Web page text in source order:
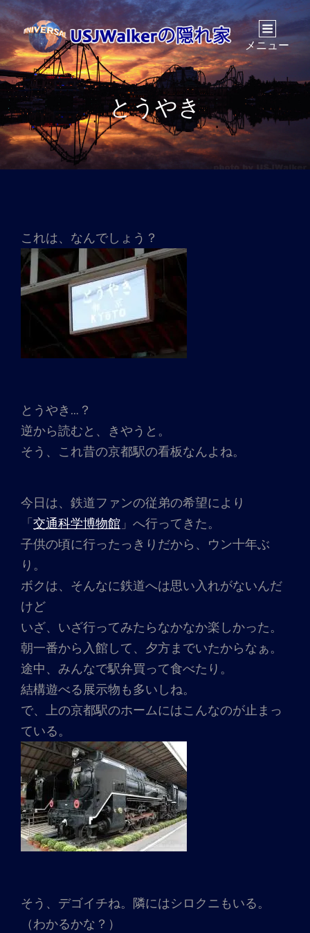
メニュー
とうやき
これは、なんでしょう？
とうやき…？
逆から読むと、きやうと。
そう、これ昔の京都駅の看板なんよね。
今日は、鉄道ファンの従弟の希望により
「 交通科学博物館 」へ行ってきた。
子供の頃に行ったっきりだから、ウン十年ぶ
り。
ボクは、そんなに鉄道へは思い入れがないんだ
けど
いざ、いざ行ってみたらなかなか楽しかった。
朝一番から入館して、夕方までいたからなぁ。
途中、みんなで駅弁買って食べたり。
結構遊べる展示物も多いしね。
で、上の京都駅のホームにはこんなのが止まっ
ている。
そう、デゴイチね。隣にはシロクニもいる。
（わかるかな？）